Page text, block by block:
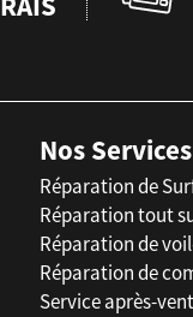
Nos Services
Réparation de
Réparation tout
Réparation de
Réparation de
Service après-